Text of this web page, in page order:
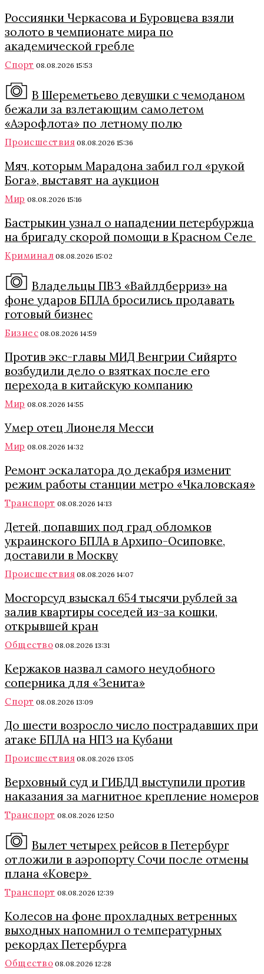
Россиянки Черкасова и Буровцева взяли
золото в чемпионате мира по
академической гребле
Спорт 08.08.2026 15:53
В Шереметьево девушки с чемоданом
бежали за взлетающим самолетом
«Аэрофлота» по летному полю
Происшествия 08.08.2026 15:36
Мяч, которым Марадона забил гол «рукой
Бога», выставят на аукцион
Мир 08.08.2026 15:16
Бастрыкин узнал о нападении петербуржца
на бригаду скорой помощи в Красном Селе
Криминал 08.08.2026 15:02
Владельцы ПВЗ «Вайлдберриз» на
фоне ударов БПЛА бросились продавать
готовый бизнес
Бизнес 08.08.2026 14:59
Против экс-главы МИД Венгрии Сийярто
возбудили дело о взятках после его
перехода в китайскую компанию
Мир 08.08.2026 14:55
Умер отец Лионеля Месси
Мир 08.08.2026 14:32
Ремонт эскалатора до декабря изменит
режим работы станции метро «Чкаловская»
Транспорт 08.08.2026 14:13
Детей, попавших под град обломков
украинского БПЛА в Архипо-Осиповке,
доставили в Москву
Происшествия 08.08.2026 14:07
Мосгорсуд взыскал 654 тысячи рублей за
залив квартиры соседей из-за кошки,
открывшей кран
Общество 08.08.2026 13:31
Кержаков назвал самого неудобного
соперника для «Зенита»
Спорт 08.08.2026 13:09
До шести возросло число пострадавших при
атаке БПЛА на НПЗ на Кубани
Происшествия 08.08.2026 13:05
Верховный суд и ГИБДД выступили против
наказания за магнитное крепление номеров
Транспорт 08.08.2026 12:50
Вылет четырех рейсов в Петербург
отложили в аэропорту Сочи после отмены
плана «Ковер»
Транспорт 08.08.2026 12:39
Колесов на фоне прохладных ветренных
выходных напомнил о температурных
рекордах Петербурга
Общество 08.08.2026 12:28